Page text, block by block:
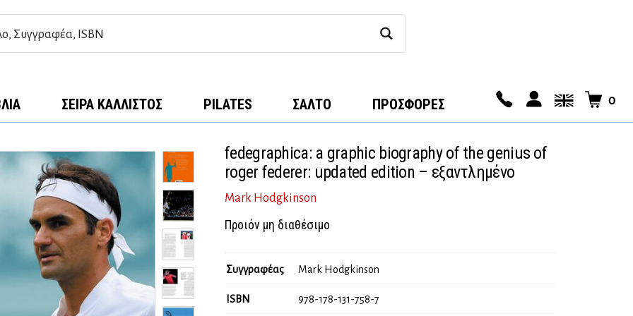
ΣΕΙΡΆ ΚΆΛΛΙΣΤΟΣ PILATES ΣΑΛΤΟ ΠΡΟΣΦΟΡΕΣ 0
fedegraphica: a graphic biography of the genius of
roger federer: updated edition – εξαντλημένο
Mark Hodgkinson
Προιόν μη διαθέσιμο
Συγγραφέας Mark Hodgkinson
ISBN 978-178-131-758-7